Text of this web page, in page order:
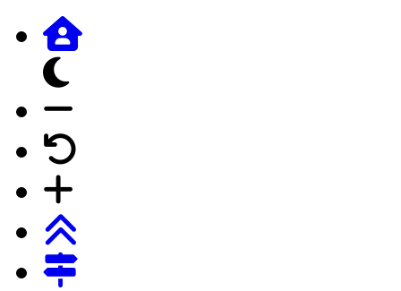
dunkles Design
Schrift auf Forumstandard
Schrift vergrössern